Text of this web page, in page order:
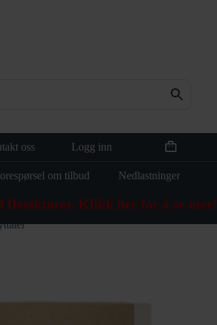
Detektorer. Klikk her for å se mer!
oss Logg inn Handlekurv
om tilbud Nedlastninger